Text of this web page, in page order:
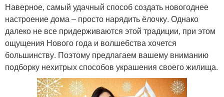
Наверное, самый удачный способ создать новогоднее
настроение дома – просто нарядить ёлочку. Однако
далеко не все придерживаются этой традиции, при этом
ощущения Нового года и волшебства хочется
большинству. Поэтому предлагаем вашему вниманию
подборку нехитрых способов украшения своего жилища.